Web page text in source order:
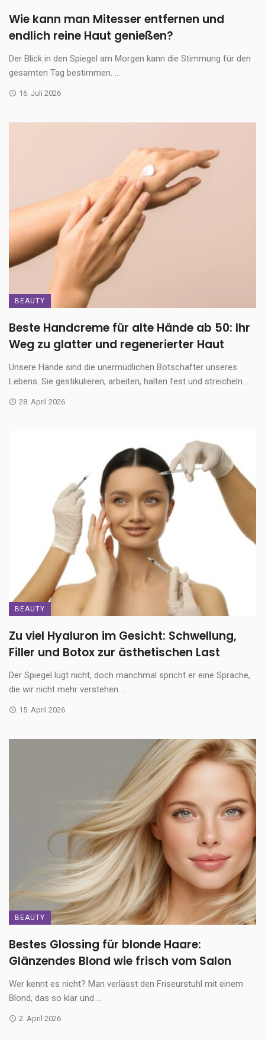
Wie kann man Mitesser entfernen und
endlich reine Haut genießen?
Der Blick in den Spiegel am Morgen kann die Stimmung für den
gesamten Tag bestimmen. ...
16. Juli 2026
BEAUTY
Beste Handcreme für alte Hände ab 50: Ihr
Weg zu glatter und regenerierter Haut
Unsere Hände sind die unermüdlichen Botschafter unseres
Lebens. Sie gestikulieren, arbeiten, halten fest und streicheln. ...
28. April 2026
BEAUTY
Zu viel Hyaluron im Gesicht: Schwellung,
Filler und Botox zur ästhetischen Last
Der Spiegel lügt nicht, doch manchmal spricht er eine Sprache,
die wir nicht mehr verstehen. ...
15. April 2026
BEAUTY
Bestes Glossing für blonde Haare:
Glänzendes Blond wie frisch vom Salon
Wer kennt es nicht? Man verlässt den Friseurstuhl mit einem
Blond, das so klar und ...
2. April 2026